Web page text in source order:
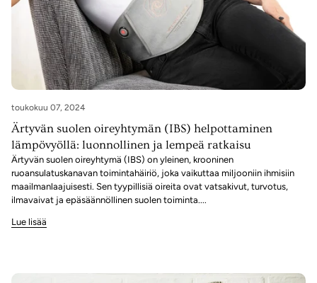
toukokuu 07, 2024
Ärtyvän suolen oireyhtymän (IBS) helpottaminen
lämpövyöllä: luonnollinen ja lempeä ratkaisu
Ärtyvän suolen oireyhtymä (IBS) on yleinen, krooninen
ruoansulatuskanavan toimintahäiriö, joka vaikuttaa miljooniin ihmisiin
maailmanlaajuisesti. Sen tyypillisiä oireita ovat vatsakivut, turvotus,
ilmavaivat ja epäsäännöllinen suolen toiminta....
Lue lisää